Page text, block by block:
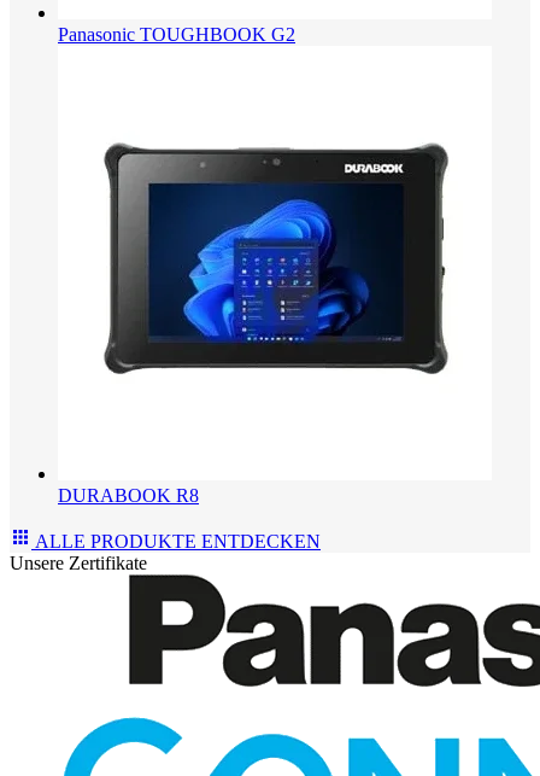
Panasonic TOUGHBOOK G2
DURABOOK R8
ALLE PRODUKTE ENTDECKEN
Unsere Zertifikate